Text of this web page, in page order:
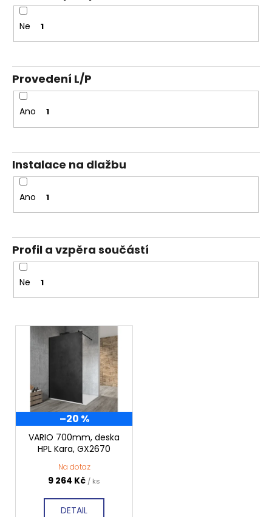
Ne 1
Provedení L/P
Ano 1
Instalace na dlažbu
Ano 1
Profil a vzpěra součástí
Ne 1
V
p
r –20 %
VARIO 700mm, deska
HPL Kara, GX2670
Na dotaz
9 264 Kč / ks
DETAIL